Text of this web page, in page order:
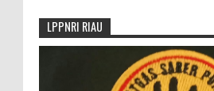
LPPNRI RIAU